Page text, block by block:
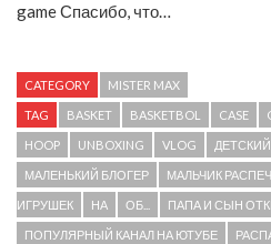
game Спасибо, что…
CATEGORY MISTER MAX
TAG BASKET BASKETBOL CASE
HOOP UNBOXING VLOG
МАЛЕНЬКИЙ БЛОГЕР МАЛЬЧИК
ИГРУШЕК НА ОБ... ПАПА И СЫН
ПОПУЛЯРНЫЙ КАНАЛ НА ЮТУБЕ